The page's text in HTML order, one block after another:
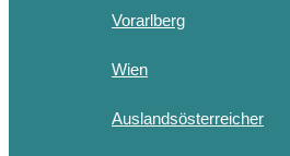
Vorarlberg
Wien
Auslandsösterreicher